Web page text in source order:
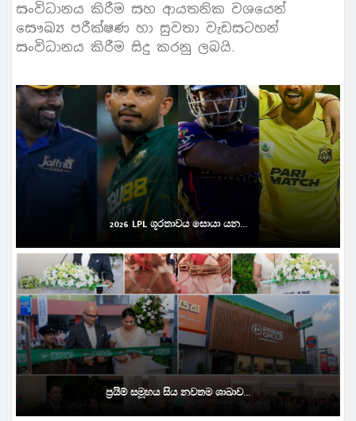
සංවිධානය කිරීම සහ ආයතනික වශයෙන්
සෞඛ්‍ය පරීක්ෂණ හා සුවතා වැඩසටහන්
සංවිධානය කිරීම සිදු කරනු ලබයි.
2026 LPL ශූරතාවය සොයා යන...
ප්‍රයිම් සමූහය සිය නවතම ශාඛාව...